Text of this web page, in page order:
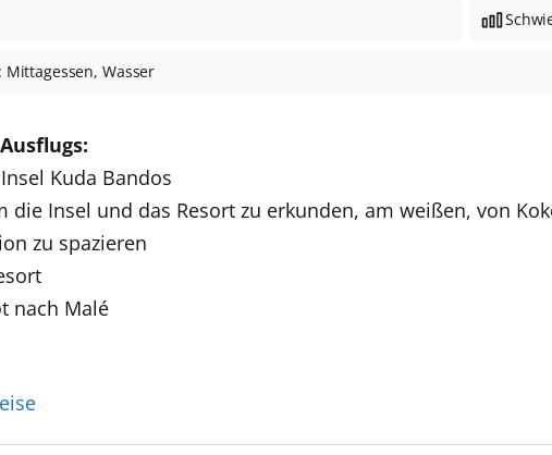
Wasser
Kuda Bandos
die Insel und das Resort zu erkunden, am weißen, von
zu spazieren
nach Malé